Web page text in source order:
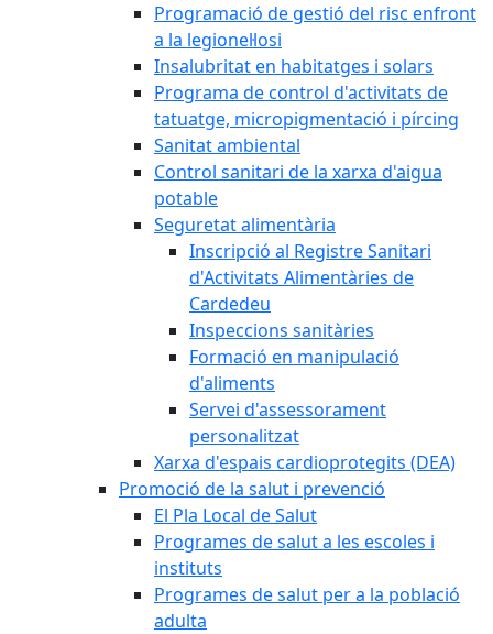
Programació de gestió del risc enfront
a la legionel·losi
Insalubritat en habitatges i solars
Programa de control d'activitats de
tatuatge, micropigmentació i pírcing
Sanitat ambiental
Control sanitari de la xarxa d'aigua
potable
Seguretat alimentària
Inscripció al Registre Sanitari
d'Activitats Alimentàries de
Cardedeu
Inspeccions sanitàries
Formació en manipulació
d'aliments
Servei d'assessorament
personalitzat
Xarxa d'espais cardioprotegits (DEA)
Promoció de la salut i prevenció
El Pla Local de Salut
Programes de salut a les escoles i
instituts
Programes de salut per a la població
adulta